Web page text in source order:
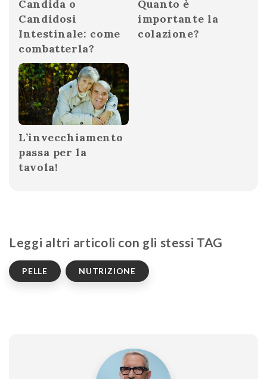
Candida o
Candidosi
Intestinale: come
combatterla?
Quanto è
importante la
colazione?
L’invecchiamento
passa per la
tavola!
Leggi altri articoli con gli stessi TAG
PELLE NUTRIZIONE